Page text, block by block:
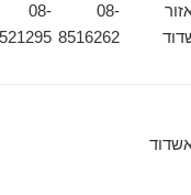
8516262
8521295